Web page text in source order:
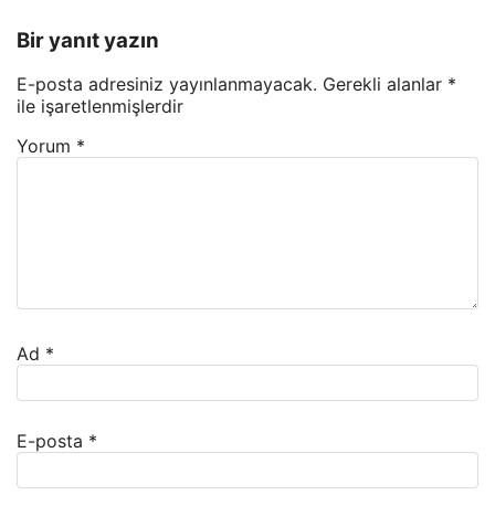
Bir yanıt yazın
E-posta adresiniz yayınlanmayacak. Gerekli alanlar *
ile işaretlenmişlerdir
Yorum *
Ad *
E-posta *